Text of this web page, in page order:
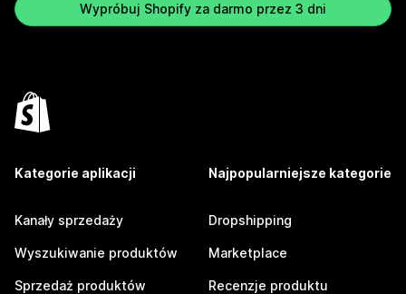
Wypróbuj Shopify za darmo przez 3 dni
Kategorie aplikacji
Kanały sprzedaży
Wyszukiwanie produktów
Sprzedaż produktów
Najpopularniejsze kategorie
Dropshipping
Marketplace
Recenzje produktu